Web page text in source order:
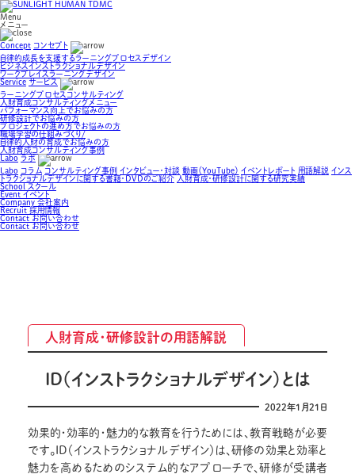
Menu
メニュー
Concept コンセプト
自律的成長を支援するラーニングプロセスデザイン
ビジネスインストラクショナルデザイン
ワークプレイスラーニングデザイン
Service サービス
ラーニングプロセスコンサルティング
人財育成コンサルティングメニュー
パフォーマンス向上でお悩みの方
研修設計でお悩みの方
プロジェクトの進め方でお悩みの方
職場学習の仕組みづくり/
自律的人財の育成でお悩みの方
人財育成コンサルティング事例
Labo ラボ
Labo コラム コンサルティング事例 インタビュー・対談 動画（YouTube） イベントレポート 用語解説 インス
トラクショナルデザインに関する書籍・DVDのご紹介 人財育成・研修設計に関する研究実績
School スクール
Event イベント
Company 会社案内
Recruit 採用情報
Contact お問い合わせ
Contact お問い合わせ
人財育成・研修設計の用語解説
ID（インストラクショナルデザイン）とは
2022年1月21日
効果的・効率的・魅力的な教育を行うためには、教育戦略が必要
です。ID（インストラクショナルデザイン）は、研修の効果と効率と
魅力を高めるためのシステム的なアプローチで、研修が受講者